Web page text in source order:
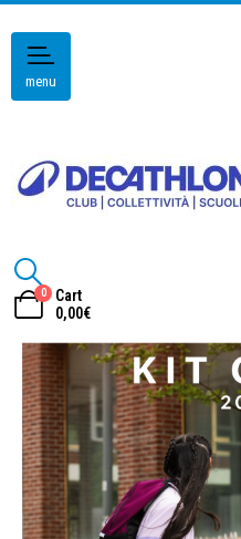
menu
0
Cart
0,00€